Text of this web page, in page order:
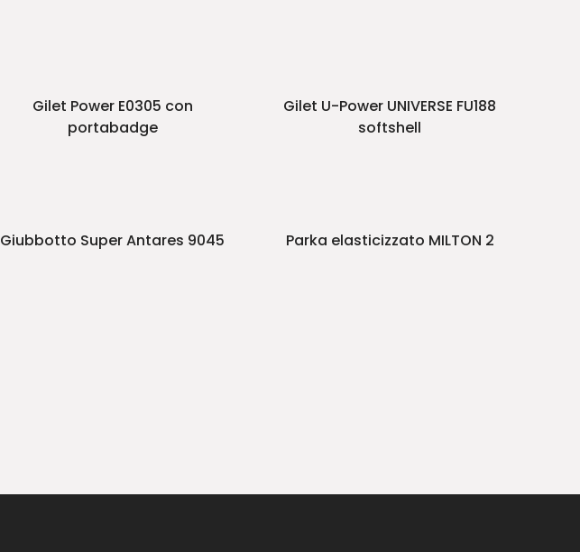
Gilet Power E0305 con
portabadge
Gilet U-Power UNIVERSE FU188
softshell
Giubbotto Super Antares 9045 Parka elasticizzato MILTON 2